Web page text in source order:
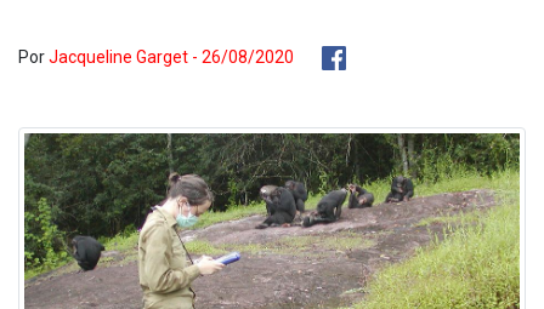
PorJacqueline Garget - 26/08/2020